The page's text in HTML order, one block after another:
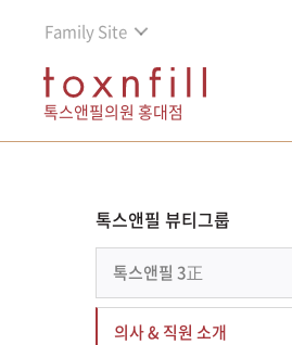
Family Site
톡스앤필의원 홍대점
톡스앤필 뷰티그룹
톡스앤필 3正
의사 & 직원 소개